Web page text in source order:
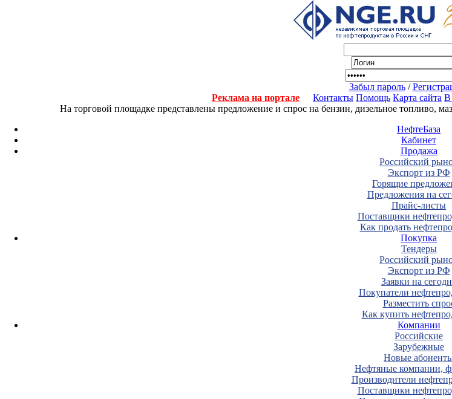
Забыл пароль/
Реклама на портале
Контакты Помощь Карта сайта В
На торговой площадке представлены предложение и спрос на бензин, дизельное топливо,
НефтеБаза
Кабинет
Продажа
Российский
Экспорт из РФ
Горящие
Предложения на
Прайс-листы
Поставщики
Как продать
Покупка
Тендеры
Российский
Экспорт из РФ
Заявки на
Покупатели
Разместить
Как купить
Компании
Российские
Зарубежные
Новые
Нефтяные компании,
Производители
Поставщики